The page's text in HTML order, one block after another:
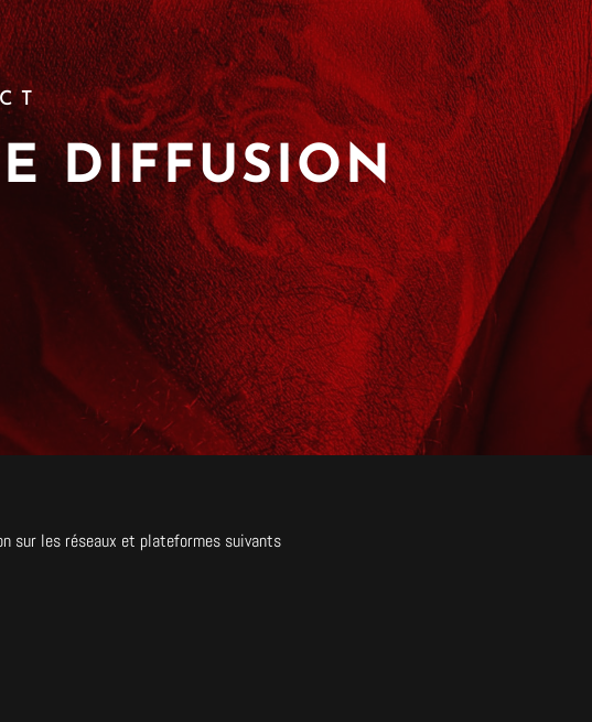
DIFFUSION
sur les réseaux et plateformes suivants